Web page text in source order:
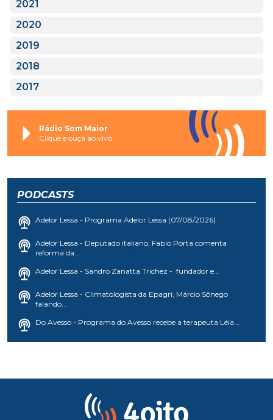
2021
2020
2019
2018
2017
Rádio Som Maior
Clique e ouça ao vivo
PODCASTS
Adelor Lessa - Programa Adelor Lessa (07/08/2026)
Adelor Lessa - Deputado italiano, Fabio Porta comenta
reforma da...
Adelor Lessa - Sandro Zanatta Trichez - fundador e...
Adelor Lessa - Climatologista da Epagri, Márcio Sônego
falando...
Do Avesso - Programa do Avesso recebe a terapeuta Léia...